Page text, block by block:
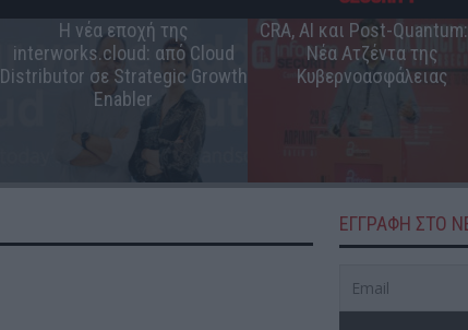
Η νέα εποχή της
interworks.cloud: από Cloud
Distributor σε Strategic Growth
Enabler
CRA, AI και Post-
Νέα Ατζέντα της
Κυβερνοασφάλειας
ΕΓΓΡΑΦΗ ΣΤΟ